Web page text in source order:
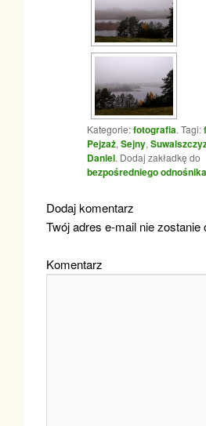
Kategorie:fotografia. Tagi:
Pejzaż, Sejny,
Daniel. Dodaj zakładkę do
bezpośredniego odnośnika
Dodaj komentarz
Twój adres e-mail nie zostanie
Komentarz